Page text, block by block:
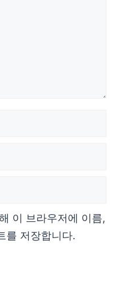
이 브라우저에 이름,
를 저장합니다.